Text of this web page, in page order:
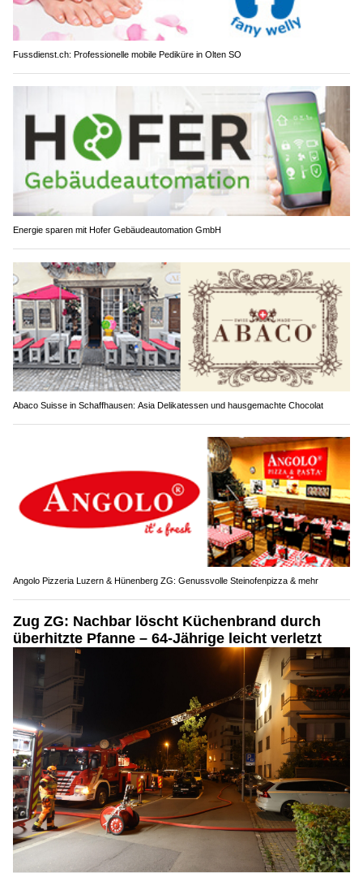
Fussdienst.ch: Professionelle mobile Pediküre in Olten SO
Energie sparen mit Hofer Gebäudeautomation GmbH
Abaco Suisse in Schaffhausen: Asia Delikatessen und hausgemachte Chocolat
Angolo Pizzeria Luzern & Hünenberg ZG: Genussvolle Steinofenpizza & mehr
Zug ZG: Nachbar löscht Küchenbrand durch
überhitzte Pfanne – 64-Jährige leicht verletzt